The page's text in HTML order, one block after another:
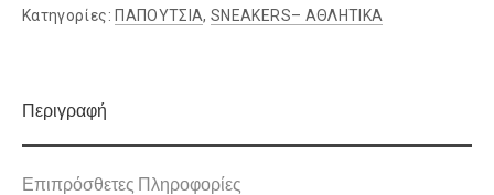
Κατηγορίες: ΠΑΠΟΥΤΣΙΑ,SNEAKERS– ΑΘΛΗΤΙΚΑ
Περιγραφή
Επιπρόσθετες Πληροφορίες